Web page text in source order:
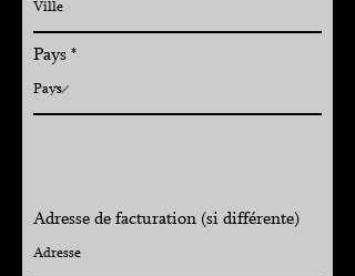
Pays
Adresse de facturation (si différente)